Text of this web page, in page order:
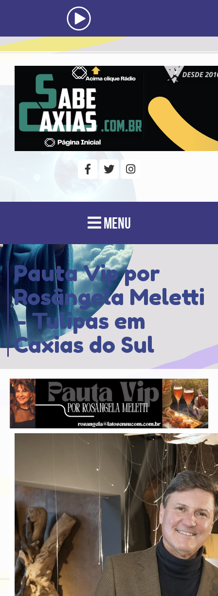
MENU
Pauta Vip por
Rosângela Meletti
– Tulipas em
Caxias do Sul